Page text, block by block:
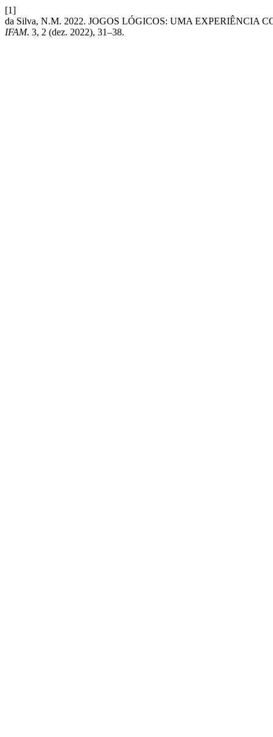
[1]
da Silva, N.M. 2022. JOGOS LÓGICOS: UMA EXPERIÊNCIA
IFAM. 3, 2 (dez. 2022), 31–38.